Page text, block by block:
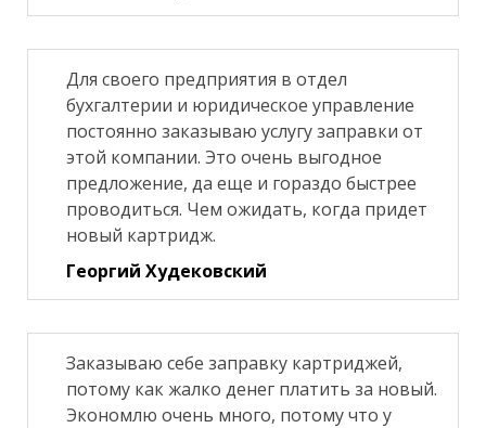
Для своего предприятия в отдел
бухгалтерии и юридическое управление
постоянно заказываю услугу заправки от
этой компании. Это очень выгодное
предложение, да еще и гораздо быстрее
проводиться. Чем ожидать, когда придет
новый картридж.
Георгий Худековский
Заказываю себе заправку картриджей,
потому как жалко денег платить за новый.
Экономлю очень много, потому что у